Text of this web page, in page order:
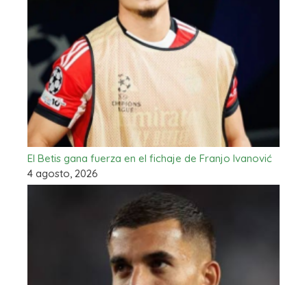
El Betis gana fuerza en el fichaje de Franjo Ivanović
4 agosto, 2026